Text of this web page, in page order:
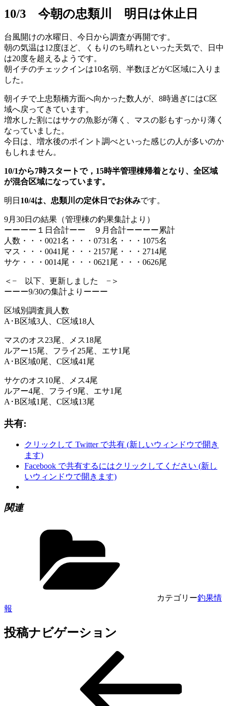
10/3 今朝の忠類川 明日は休止日
台風開けの水曜日、今日から調査が再開です。
朝の気温は12度ほど、くもりのち晴れといった天気で、日中
は20度を超えるようです。
朝イチのチェックインは10名弱、半数ほどがC区域に入りま
した。
朝イチで上忠類橋方面へ向かった数人が、8時過ぎにはC区
域へ戻ってきています。
増水した割にはサケの魚影が薄く、マスの影もすっかり薄く
なっていました。
今日は、増水後のポイント調べといった感じの人が多いのか
もしれません。
10/1から7時スタートで，15時半管理棟帰着となり、全区域
が混合区域になっています。
明日 10/4は、忠類川の定休日でお休みです。
9月30日の結果（管理棟の釣果集計より）
ーーーー１日合計ーー ９月合計ーーーー累計
人数・・・0021名・・・0731名・・・1075名
マス・・・0041尾・・・2157尾・・・2714尾
サケ・・・0014尾・・・0621尾・・・0626尾
＜− 以下、更新しました −＞
ーーー9/30の集計よりーーー
区域別調査員人数
A･B区域3人、C区域18人
マスのオス23尾、メス18尾
ルアー15尾、フライ25尾、エサ1尾
A･B区域0尾、C区域41尾
サケのオス10尾、メス4尾
ルアー4尾、フライ9尾、エサ1尾
A･B区域1尾、C区域13尾
共有:
クリックして Twitter で共有 (新しいウィンドウで開き
ます)
Facebook で共有するにはクリックしてください (新し
いウィンドウで開きます)
関連
カテゴリー釣果情
報
投稿ナビゲーション